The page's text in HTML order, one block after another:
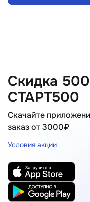
Скидка
СТАРТ500
Скачайте
заказ от 3000₽
Условия акции